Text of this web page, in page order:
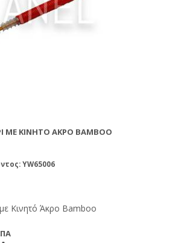
ΜΕ ΚΙΝΗΤΌ ΆΚΡΟ BAMBOO
YW65006
Κινητό Άκρο Bamboo